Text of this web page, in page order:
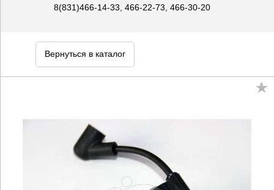
8(831)466-14-33, 466-22-73, 466-30-20
Вернуться в каталог